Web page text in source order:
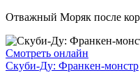
Отважный Моряк после
Смотреть онлайн
Скуби-Ду: Франкен-монстр